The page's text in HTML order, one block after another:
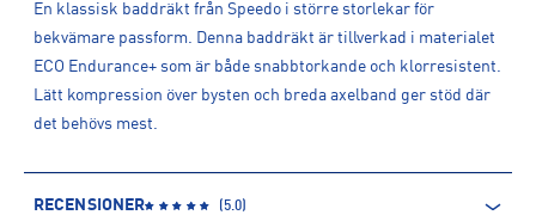
En klassisk baddräkt från Speedo i större storlekar för
bekvämare passform. Denna baddräkt är tillverkad i materialet
ECO Endurance+ som är både snabbtorkande och klorresistent.
Lätt kompression över bysten och breda axelband ger stöd där
det behövs mest.
RECENSIONER (5.0)